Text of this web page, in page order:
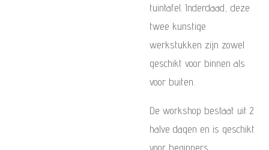
tuintafel. Inderdaad, deze
twee kunstige
werkstukken zijn zowel
geschikt voor binnen als
voor buiten.
De workshop bestaat uit 2
halve dagen en is geschikt
voor beginners